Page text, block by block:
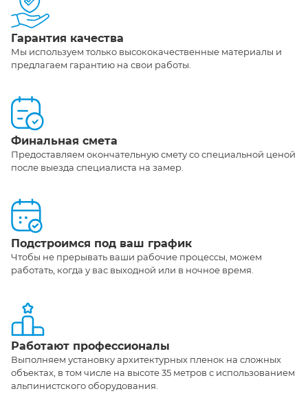
Гарантия качества
Мы используем только высококачественные материалы и
предлагаем гарантию на свои работы.
Финальная смета
Предоставляем окончательную смету со специальной ценой
после выезда специалиста на замер.
Подстроимся под ваш график
Чтобы не прерывать ваши рабочие процессы, можем
работать, когда у вас выходной или в ночное время.
Работают профессионалы
Выполняем установку архитектурных пленок на сложных
объектах, в том числе на высоте 35 метров с использованием
альпинистского оборудования.